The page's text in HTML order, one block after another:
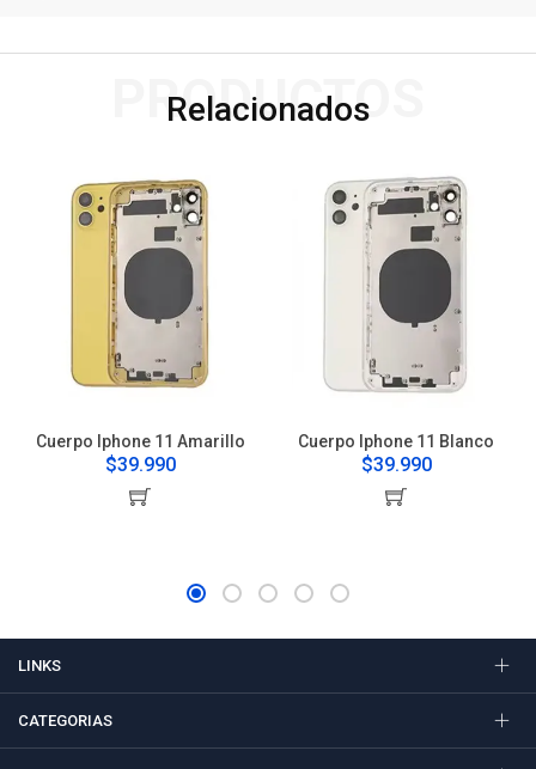
Relacionados
PRODUCTOS
Cuerpo Iphone 11 Amarillo
$39.990
Cuerpo Iphone 11 Blanco
$39.990
LINKS
CATEGORIAS